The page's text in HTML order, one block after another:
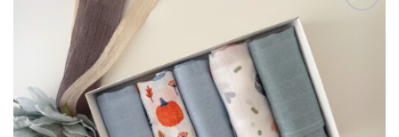
Mėgstamiausias